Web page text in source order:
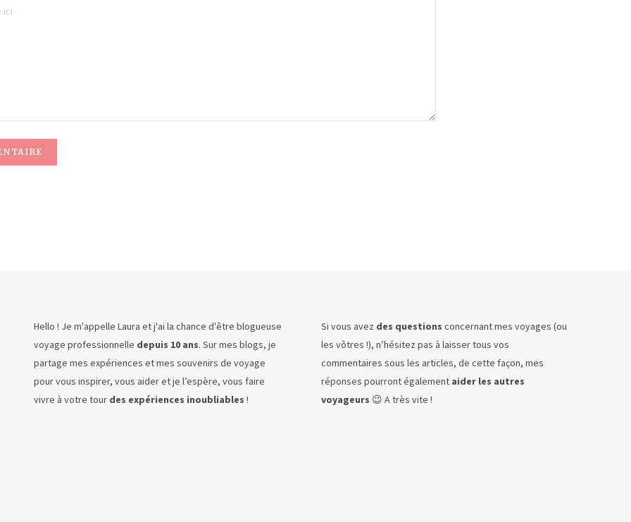
Hello ! Je m'appelle Laura et j'ai la chance d'être blogueuse
voyage professionnelle depuis 10 ans. Sur mes blogs, je
partage mes expériences et mes souvenirs de voyage
pour vous inspirer, vous aider et je l’espère, vous faire
vivre à votre tour des expériences inoubliables !
Si vous avez des questions concernant mes voyages (ou
les vôtres !), n’hésitez pas à laisser tous vos
commentaires sous les articles, de cette façon, mes
réponses pourront également aider les autres
voyageurs 😉 A très vite !